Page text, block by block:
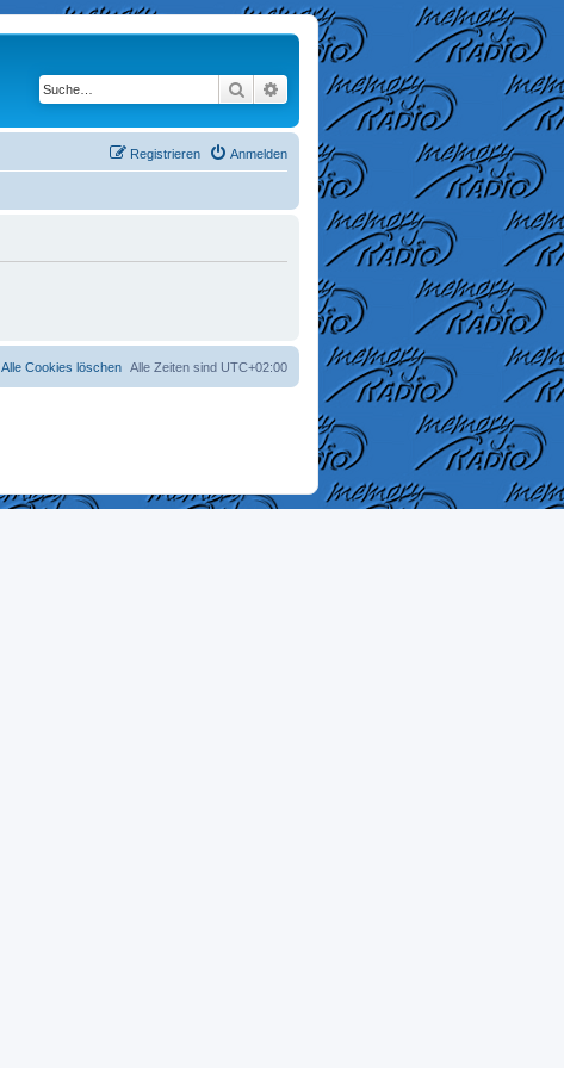
Suche Erweiterte Suche
Anmelden
Registrieren
Alle Zeiten sind UTC+02:00
Alle Cookies löschen